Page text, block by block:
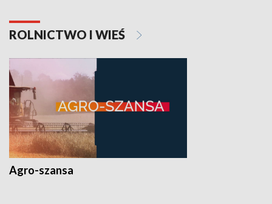
ROLNICTWO I WIEŚ
Agro-szansa